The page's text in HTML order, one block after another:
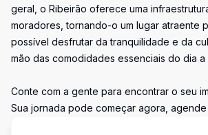
geral, o Ribeirão oferece uma
moradores, tornando-o um lugar atraente
possível desfrutar da tranquilidade e da
mão das comodidades essenciais do dia a
Conte com a gente para encontrar o seu
Sua jornada pode começar agora, agende